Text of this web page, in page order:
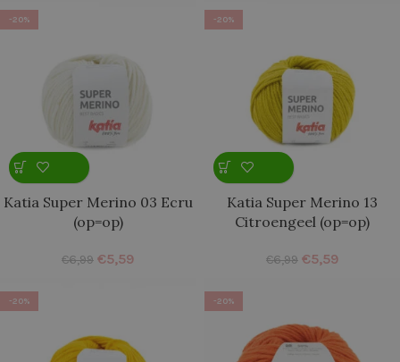
-20%
Katia Super Merino 03 Ecru
(op=op)
€6,99 €5,59
-20%
Katia Super Merino 13
Citroengeel (op=op)
€6,99 €5,59
-20% -20%